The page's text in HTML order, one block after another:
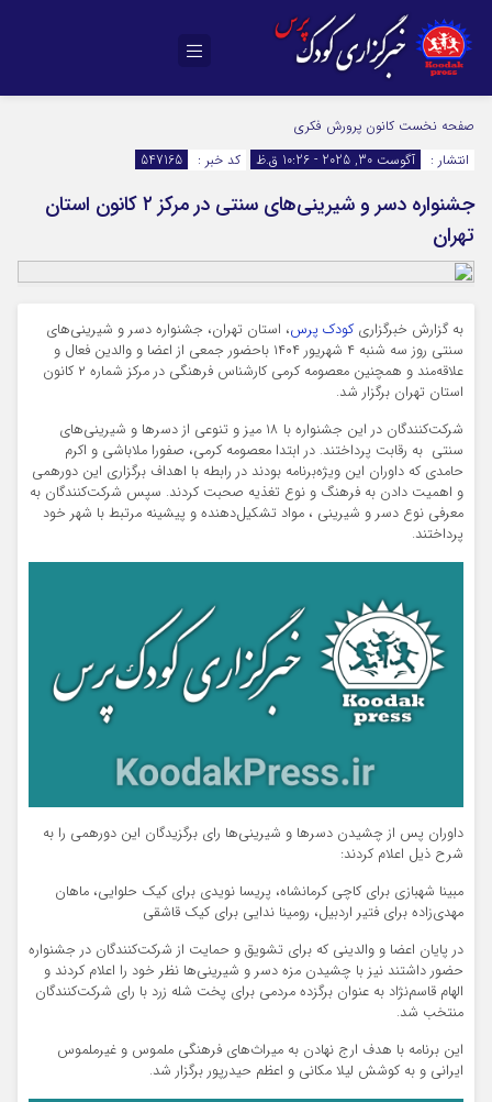
صفحه نخست کانون پرورش فکری
انتشار :
آگوست 30, 2025 - 10:26 ق.ظ کد خبر : 547165
جشنواره دسر و شیرینی‌های سنتی در مرکز ۲ کانون استان
تهران
به گزارش خبرگزاریکودک پرس، استان تهران، جشنواره دسر و شیرینی‌های
سنتی روز سه شنبه ۴ شهریور ۱۴۰۴ باحضور جمعی از اعضا و والدین فعال و
علاقه‌مند و همچنین معصومه کرمی کارشناس فرهنگی در مرکز شماره ۲ کانون
استان تهران برگزار شد.
شرکت‌کنندگان در این جشنواره با ۱۸ میز و تنوعی از دسرها و شیرینی‌های
سنتی به رقابت پرداختند. در ابتدا معصومه کرمی، صفورا ملاباشی و اکرم
حامدی که داوران این ویژه‌برنامه بودند در رابطه با اهداف برگزاری این دورهمی
و اهمیت دادن به فرهنگ و نوع تغذیه صحبت کردند. سپس شرکت‌کنندگان به
معرفی نوع دسر و شیرینی ، مواد تشکیل‌دهنده و پیشینه مرتبط با شهر خود
پرداختند.
داوران پس از چشیدن دسرها و شیرینی‌ها رای برگزیدگان این دورهمی را به
شرح ذیل اعلام کردند:
مبینا شهبازی برای کاچی کرمانشاه، پریسا نویدی برای کیک حلوایی، ماهان
مهدی‌زاده برای فتیر اردبیل، رومینا ندایی برای کیک قاشقی
در پایان اعضا و والدینی که برای تشویق و حمایت از شرکت‌کنندگان در جشنواره
حضور داشتند نیز با چشیدن مزه دسر و شیرینی‎‌ها نظر خود را اعلام کردند و
الهام قاسم‌نژاد به عنوان برگزده مردمی برای پخت شله زرد با رای شرکت‌کنندگان
منتخب شد.
این برنامه با هدف ارج نهادن به میراث‌های فرهنگی ملموس و غیرملموس
ایرانی و به کوشش لیلا مکانی و اعظم حیدرپور برگزار شد.